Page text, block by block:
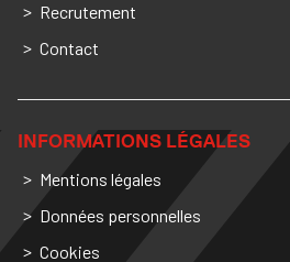
Recrutement
Contact
INFORMATIONS LÉGALES
Mentions légales
Données personnelles
Cookies